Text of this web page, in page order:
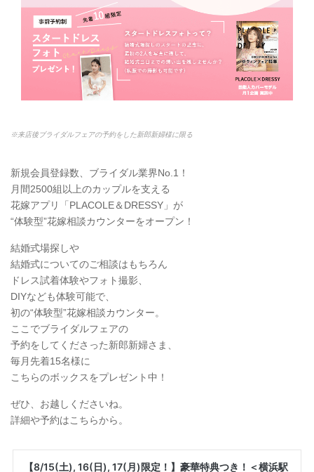
※来店後ブライダルフェアの予約をした新郎新婦様に限る
新規会員登録数、ブライダル業界No.1！
月間2500組以上のカップルを支える
花嫁アプリ「PLACOLE＆DRESSY」が
“体験型”花嫁相談カウンターをオープン！
結婚式場探しや
結婚式についてのご相談はもちろん
ドレス試着体験やフォト撮影、
DIYなども体験可能で、
初の“体験型”花嫁相談カウンター。
ここでブライダルフェアの
予約をしてくださった新郎新婦さま、
毎月先着15名様に
こちらのボックスをプレゼント中！
ぜひ、お越しくださいね。
詳細や予約はこちらから。